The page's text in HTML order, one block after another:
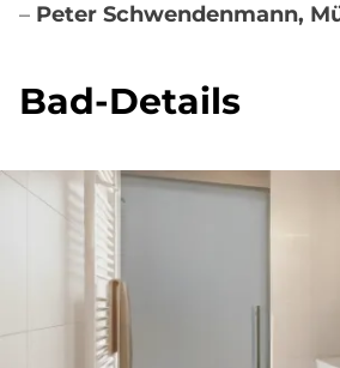
– Peter Schwendenmann,
Bad-De­tails